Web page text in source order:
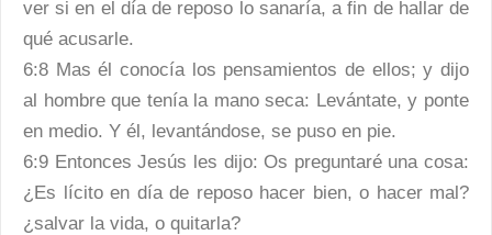
ver si en el día de reposo lo sanaría, a fin de hallar de
qué acusarle.
6:8 Mas él conocía los pensamientos de ellos; y dijo
al hombre que tenía la mano seca: Levántate, y ponte
en medio. Y él, levantándose, se puso en pie.
6:9 Entonces Jesús les dijo: Os preguntaré una cosa:
¿Es lícito en día de reposo hacer bien, o hacer mal?
¿salvar la vida, o quitarla?